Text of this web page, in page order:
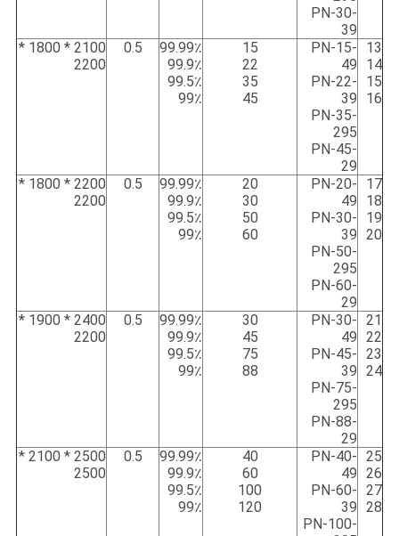
PN-30-
39
13
14
15
16
PN-15-
49
PN-22-
39
PN-35-
295
PN-45-
29
15
22
35
45
99.99٪
99.9٪
99.5٪
99٪
0.5
2100 * 1800 *
2200
17
18
19
20
PN-20-
49
PN-30-
39
PN-50-
295
PN-60-
29
20
30
50
60
99.99٪
99.9٪
99.5٪
99٪
0.5
2200 * 1800 *
2200
21
22
23
24
PN-30-
49
PN-45-
39
PN-75-
295
PN-88-
29
30
45
75
88
99.99٪
99.9٪
99.5٪
99٪
0.5
2400 * 1900 *
2200
25
26
27
28
PN-40-
49
PN-60-
39
PN-100-
40
60
100
120
99.99٪
99.9٪
99.5٪
99٪
0.5
2500 * 2100 *
2500